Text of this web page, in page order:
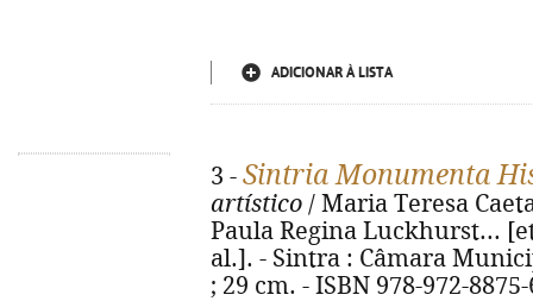
ADICIONAR À LISTA
3 - Sintria Monumenta
artístico / Maria Teresa
Paula Regina Luckhurst...
al.]. - Sintra : Câmara
; 29 cm. - ISBN 978-972-